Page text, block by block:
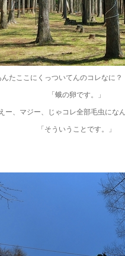
たここにくっついてんのコレなに
「蛾の卵です。」
ー、マジー、じゃコレ全部毛虫になん
「そういうことです。」